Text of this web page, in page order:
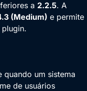
a 2.2.5. A
(Medium) e permite
quando um sistema
de usuários